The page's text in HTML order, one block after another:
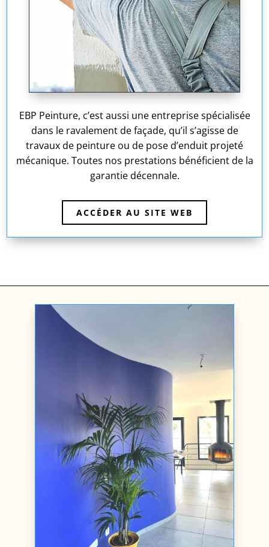
EBP Peinture, c’est aussi une entreprise spécialisée
dans le ravalement de façade, qu’il s’agisse de
travaux de peinture ou de pose d’enduit projeté
mécanique. Toutes nos prestations bénéficient de la
garantie décennale.
ACCÉDER AU SITE WEB